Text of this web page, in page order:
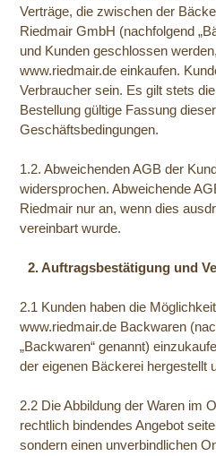
Verträge, die zwischen der
Riedmair GmbH (nachfolgend
und Kunden geschlossen
www.riedmair.de einkaufen.
Verbraucher sein. Es gilt stets
Bestellung gültige Fassung
Geschäftsbedingungen.
1.2. Abweichenden AGB der
widersprochen. Abweichende
Riedmair nur an, wenn dies
vereinbart wurde.
2. Auftragsbestätigung und
2.1 Kunden haben die
www.riedmair.de Backwaren
„Backwaren“ genannt)
der eigenen Bäckerei
2.2 Die Abbildung der Waren im
rechtlich bindendes Angebot
sondern einen unverbindlichen